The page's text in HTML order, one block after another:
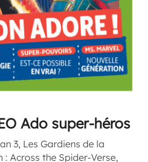
Ado super-héros
3, Les Gardiens de la
Across the Spider-Verse,